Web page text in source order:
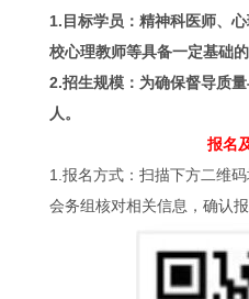
1.目标学员：精神科医师、
校心理教师等具备一定基础的
2.招生规模：为确保督导质
人。
报名
1.报名方式：扫描下方二维
会务组核对相关信息，确认